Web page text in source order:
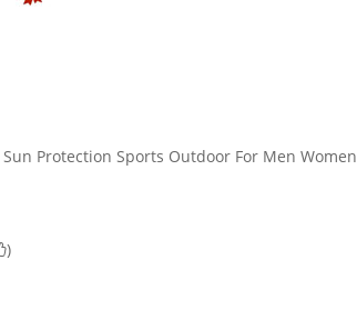
Protection Sports Outdoor For Men Women
)